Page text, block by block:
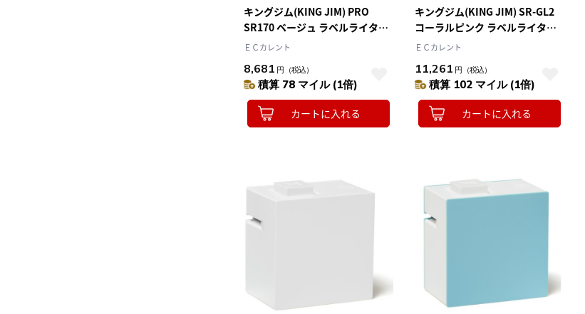
キングジム(KING JIM) PRO
SR170 ベージュ ラベルライター
テプラPRO
ＥＣカレント
8,681 円 （税込）
積算 78 マイル (1倍)
カートに入れる
キングジム(KING JIM) SR-GL2
コーラルピンク ラベルライター
テプラPRO
ＥＣカレント
11,261 円 （税込）
積算 102 マイル (1倍)
カートに入れる